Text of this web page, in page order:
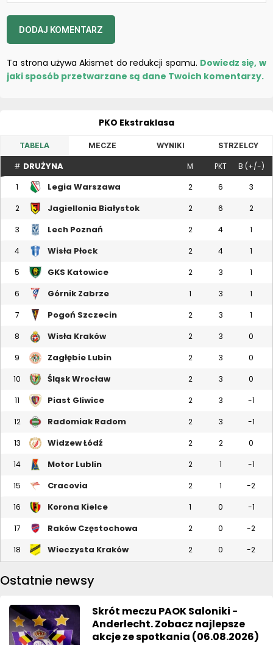
Ta strona używa Akismet do redukcji spamu. Dowiedz się, w
jaki sposób przetwarzane są dane Twoich komentarzy.
PKO Ekstraklasa
TABELA MECZE WYNIKI STRZELCY
# DRUŻYNA M PKT B (+/-)
1 Legia Warszawa 2 6 3
2 Jagiellonia Białystok 2 6 2
3 Lech Poznań 2 4 1
4 Wisła Płock 2 4 1
5 GKS Katowice 2 3 1
6 Górnik Zabrze 1 3 1
7 Pogoń Szczecin 2 3 1
8 Wisła Kraków 2 3 0
9 Zagłębie Lubin 2 3 0
10 Śląsk Wrocław 2 3 0
11 Piast Gliwice 2 3 -1
12 Radomiak Radom 2 3 -1
13 Widzew Łódź 2 2 0
14 Motor Lublin 2 1 -1
15 Cracovia 2 1 -2
16 Korona Kielce 1 0 -1
17 Raków Częstochowa 2 0 -2
18 Wieczysta Kraków 2 0 -2
Ostatnie newsy
Skrót meczu PAOK Saloniki -
Anderlecht. Zobacz najlepsze
akcje ze spotkania (06.08.2026)